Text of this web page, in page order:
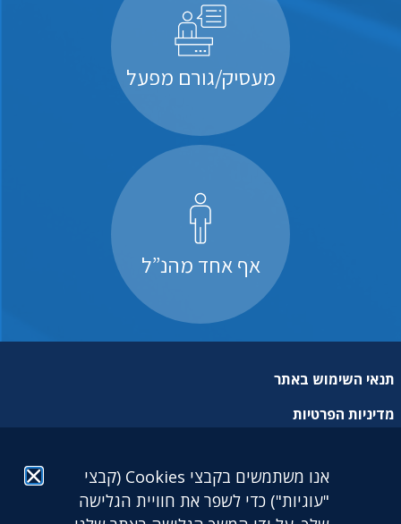
מעסיק/גורם מפעל
אף אחד מהנ”ל
תנאי השימוש באתר
מדיניות הפרטיות
הצהרת נגישות
אנו משתמשים בקבצי Cookies (קבצי
"עוגיות") כדי לשפר את חוויית הגלישה